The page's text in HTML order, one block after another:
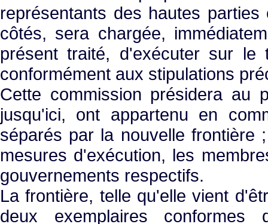
représentants des hautes
côtés, sera chargée,
présent traité, d'exécuter sur
conformément aux stipulations
Cette commission présidera au
jusqu'ici, ont appartenu en
séparés par la nouvelle
mesures d'exécution, les
gouvernements respectifs.
La frontière, telle qu'elle vient
deux exemplaires